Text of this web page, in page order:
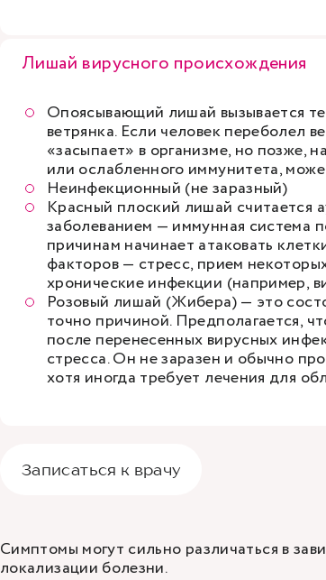
Лишай вирусного происхождения
Опоясывающий лишай вызывается
ветрянка. Если человек переболел
«засыпает» в организме, но позже,
или ослабленного иммунитета,
Неинфекционный (не заразный)
Красный плоский лишай считается
заболеванием — иммунная система
причинам начинает атаковать
факторов — стресс, прием
хронические инфекции (например,
Розовый лишай (Жибера) — это
точно причиной. Предполагается,
после перенесенных вирусных
стресса. Он не заразен и обычно
хотя иногда требует лечения для
Записаться к врачу
Симптомы могут сильно различаться в
локализации болезни.